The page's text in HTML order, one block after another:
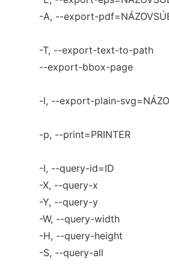
-A, --export-
-T, --export-text-to-path
--export-bbox-page
-l, --export-plain-
-p, --print=PRINTER
-I, --query-id=ID
-X, --query-x
-Y, --query-y
-W, --query-width
-H, --query-height
-S, --query-all